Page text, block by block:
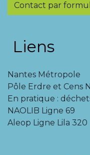
Contact par
Liens
Nantes Métropole
Pôle Erdre et Cens
En pratique :
NAOLIB Ligne 69
Aleop Ligne Lila 320